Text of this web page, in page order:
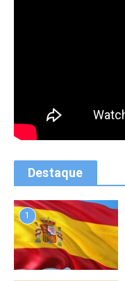
Destaque
1